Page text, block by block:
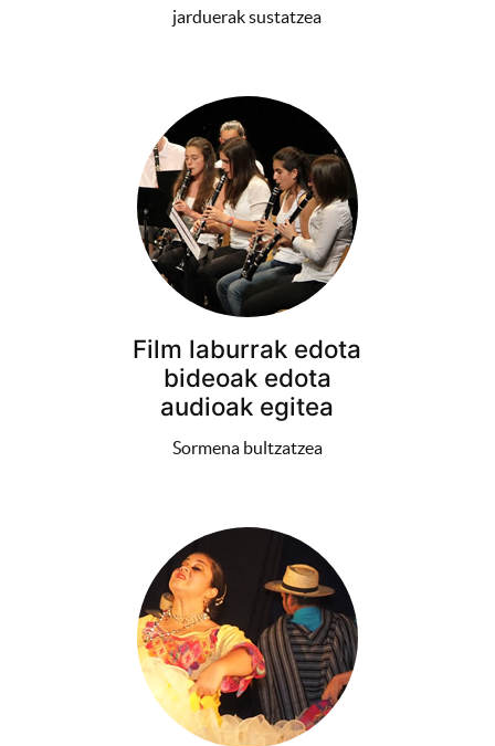
jarduerak sustatzea
Film laburrak edota
bideoak edota
audioak egitea
Sormena bultzatzea